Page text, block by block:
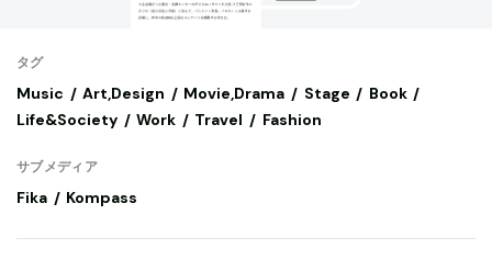
タグ
Music Art,Design Movie,Drama Stage
Book
Life&Society
Work Travel Fashion
サブメディア
Fika Kompass